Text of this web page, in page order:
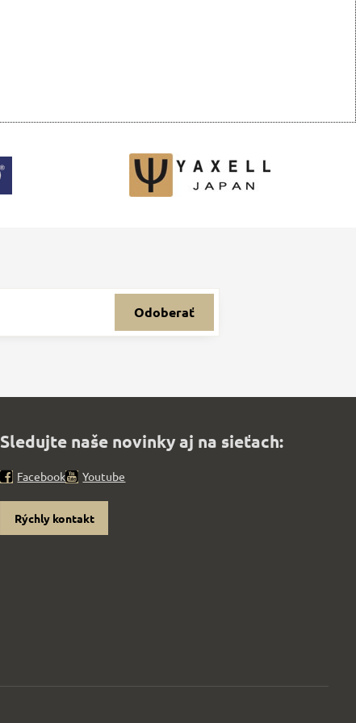
Odoberať
Sledujte naše novinky aj na sieťach:
Facebook Youtube
Rýchly kontakt